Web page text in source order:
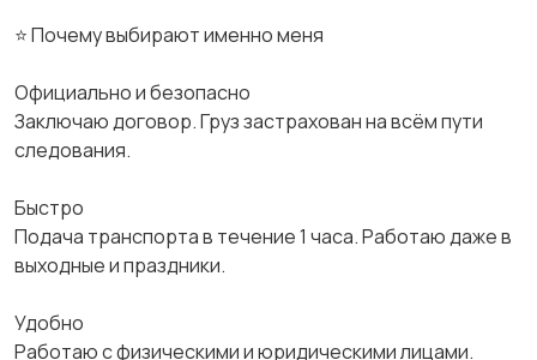
⭐ Почему выбирают именно меня
Официально и безопасно
Заключаю договор. Груз застрахован на всём пути
следования.
Быстро
Подача транспорта в течение 1 часа. Работаю даже в
выходные и праздники.
Удобно
Работаю с физическими и юридическими лицами.